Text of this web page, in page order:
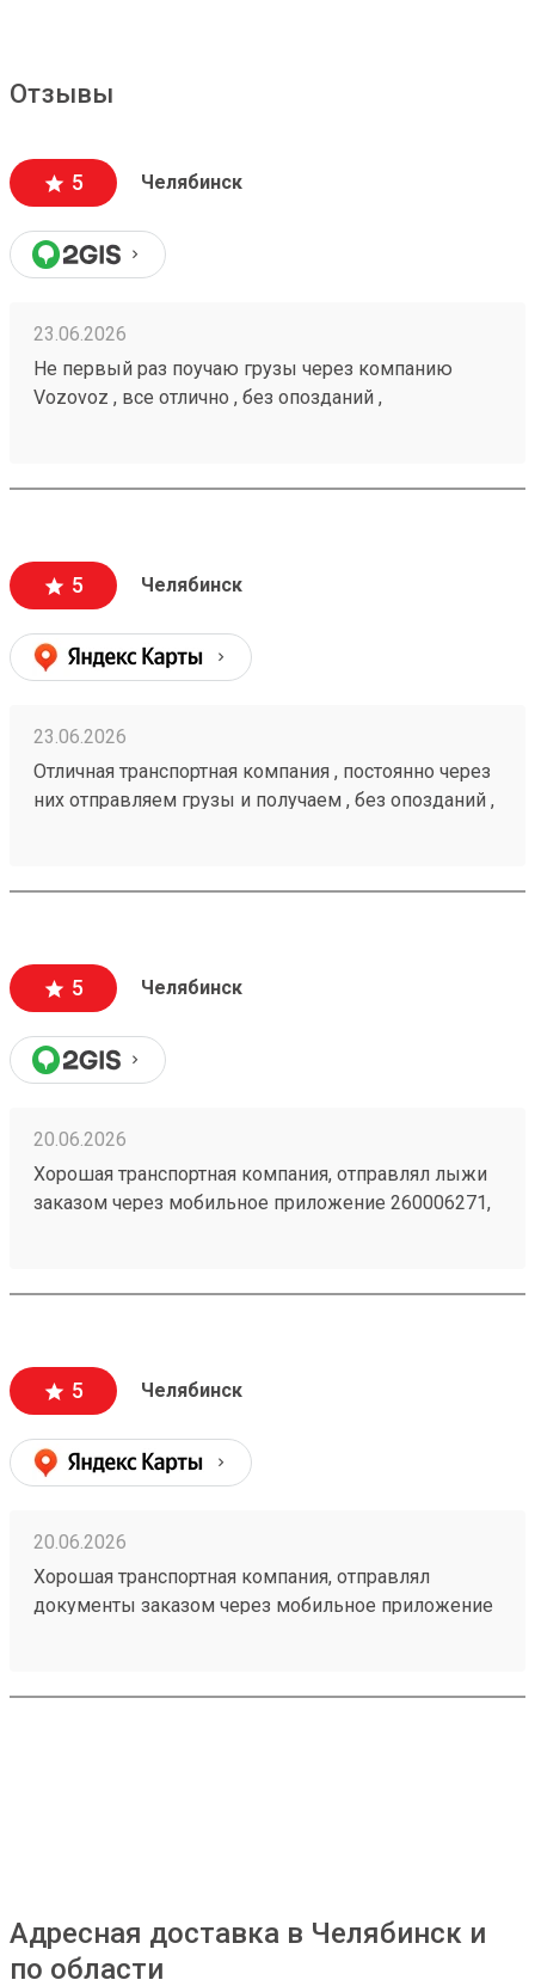
Отзывы
5 Челябинск
23.06.2026
Не первый раз поучаю грузы через компанию
Vozovoz , все отлично , без опозданий ,
5 Челябинск
23.06.2026
Отличная транспортная компания , постоянно через
них отправляем грузы и получаем , без опозданий ,
5 Челябинск
20.06.2026
Хорошая транспортная компания, отправлял лыжи
заказом через мобильное приложение 260006271,
5 Челябинск
20.06.2026
Хорошая транспортная компания, отправлял
документы заказом через мобильное приложение
Адресная доставка в Челябинск и
по области